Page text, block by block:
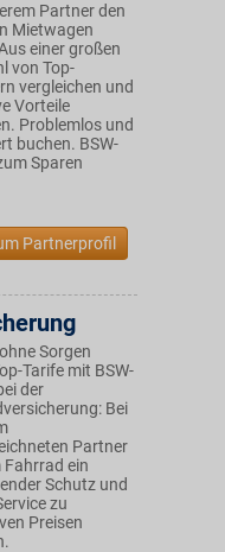
Partner den
Mietwagen
einer großen
von Top-
vergleichen und
Vorteile
Problemlos und
buchen. BSW-
Sparen
Partnerprofil
Sorgen
Tarife mit BSW-
der
Bei
Partner
Fahrrad ein
Schutz und
zu
Preisen